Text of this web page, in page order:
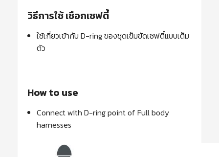
วิธีการใช้ เชือกเซฟตี้
ใช้เกี่ยวเข้ากับ D-ring ของชุดเข็มขัดเซฟตี้แบบเต็ม
ตัว
How to use
Connect with D-ring point of Full body
harnesses